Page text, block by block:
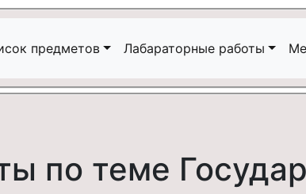
предметов Лабараторные работы
по теме